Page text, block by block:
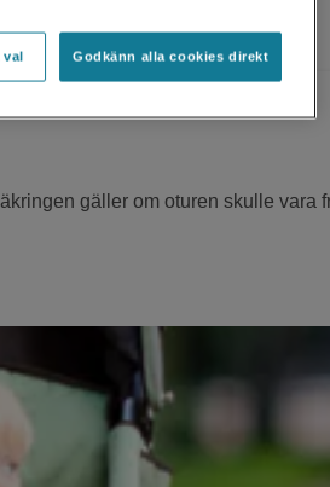
gäller om oturen skulle vara
val Godkänn alla cookies direkt